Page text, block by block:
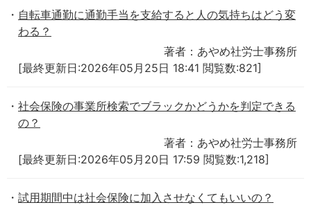
自転車通勤に通勤手当を支給すると人の気持ちはどう変
わる？
著者：あやめ社労士事務所
[最終更新日:2026年05月25日 18:41 閲覧数:821]
社会保険の事業所検索でブラックかどうかを判定できる
の？
著者：あやめ社労士事務所
[最終更新日:2026年05月20日 17:59 閲覧数:1,218]
試用期間中は社会保険に加入させなくてもいいの？